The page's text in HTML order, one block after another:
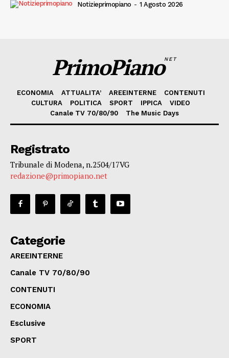
Notizieprimopiano - 1 Agosto 2026
PrimoPianoNET
ECONOMIA ATTUALITA’ AREEINTERNE
CONTENUTI
CULTURA
POLITICA SPORT IPPICA
VIDEO
Canale TV 70/80/90
The Music Days
Registrato
Tribunale di Modena, n.2504/17VG
redazione@primopiano.net
Categorie
AREEINTERNE
Canale TV 70/80/90
CONTENUTI
ECONOMIA
Esclusive
SPORT